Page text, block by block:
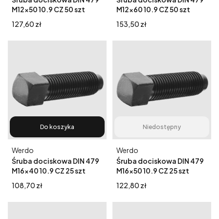
M12x50 10.9 CZ 50 szt
Cena
127,60 zł
M12x60 10.9 CZ 50 szt
Cena
153,50 zł
Do koszyka
Śruba dociskowa DIN 479
M16x40 10.9 CZ 25 szt
Producent
Werdo
Cena
108,70 zł
Niedostępny
Śruba dociskowa DIN 479
M16x50 10.9 CZ 25 szt
Producent
Werdo
Cena
122,80 zł